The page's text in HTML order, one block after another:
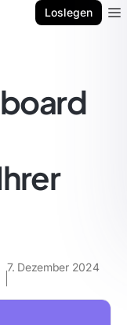
Loslegen
7. Dezember 2024